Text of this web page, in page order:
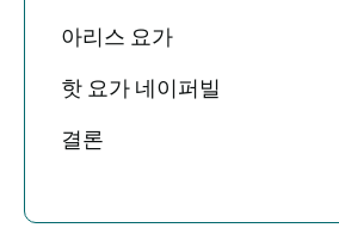
아리스 요가
핫 요가 네이퍼빌
결론